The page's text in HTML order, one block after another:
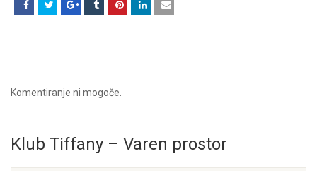
Komentiranje ni mogoče.
Klub Tiffany – Varen prostor